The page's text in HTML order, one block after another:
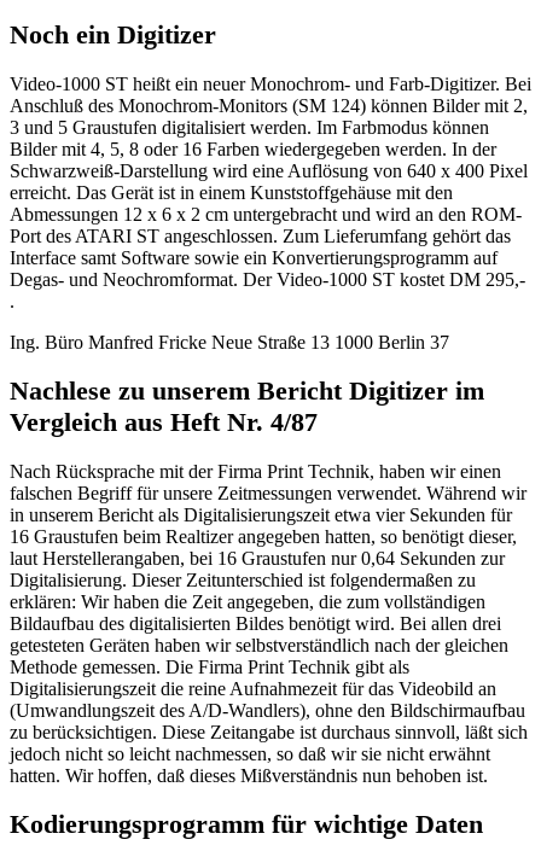
Noch ein Digitizer
Video-1000 ST heißt ein neuer Monochrom- und Farb-Digitizer. Bei
Anschluß des Monochrom-Monitors (SM 124) können Bilder mit 2,
3 und 5 Graustufen digitalisiert werden. Im Farbmodus können
Bilder mit 4, 5, 8 oder 16 Farben wiedergegeben werden. In der
Schwarzweiß-Darstellung wird eine Auflösung von 640 x 400 Pixel
erreicht. Das Gerät ist in einem Kunststoffgehäuse mit den
Abmessungen 12 x 6 x 2 cm untergebracht und wird an den ROM-
Port des ATARI ST angeschlossen. Zum Lieferumfang gehört das
Interface samt Software sowie ein Konvertierungsprogramm auf
Degas- und Neochromformat. Der Video-1000 ST kostet DM 295,-
.
Ing. Büro Manfred Fricke Neue Straße 13 1000 Berlin 37
Nachlese zu unserem Bericht Digitizer im
Vergleich aus Heft Nr. 4/87
Nach Rücksprache mit der Firma Print Technik, haben wir einen
falschen Begriff für unsere Zeitmessungen verwendet. Während wir
in unserem Bericht als Digitalisierungszeit etwa vier Sekunden für
16 Graustufen beim Realtizer angegeben hatten, so benötigt dieser,
laut Herstellerangaben, bei 16 Graustufen nur 0,64 Sekunden zur
Digitalisierung. Dieser Zeitunterschied ist folgendermaßen zu
erklären: Wir haben die Zeit angegeben, die zum vollständigen
Bildaufbau des digitalisierten Bildes benötigt wird. Bei allen drei
getesteten Geräten haben wir selbstverständlich nach der gleichen
Methode gemessen. Die Firma Print Technik gibt als
Digitalisierungszeit die reine Aufnahmezeit für das Videobild an
(Umwandlungszeit des A/D-Wandlers), ohne den Bildschirmaufbau
zu berücksichtigen. Diese Zeitangabe ist durchaus sinnvoll, läßt sich
jedoch nicht so leicht nachmessen, so daß wir sie nicht erwähnt
hatten. Wir hoffen, daß dieses Mißverständnis nun behoben ist.
Kodierungsprogramm für wichtige Daten